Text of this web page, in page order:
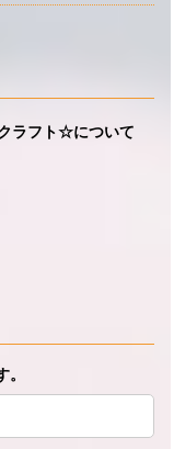
ラフト☆について